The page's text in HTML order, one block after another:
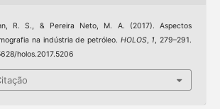
R. S., & Pereira Neto, M. A. (2017). Aspectos
na indústria de petróleo. HOLOS, 1, 279–291.
holos.2017.5206